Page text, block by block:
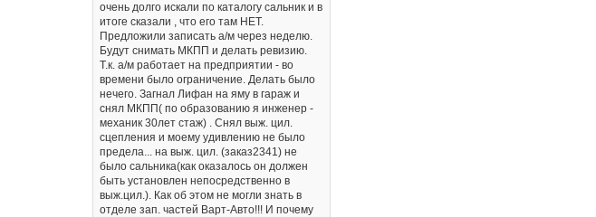
очень долго искали по каталогу сальник и в
итоге сказали , что его там НЕТ.
Предложили записать а/м через неделю.
Будут снимать МКПП и делать ревизию.
Т.к. а/м работает на предприятии - во
времени было ограничение. Делать было
нечего. Загнал Лифан на яму в гараж и
снял МКПП( по образованию я инженер -
механик 30лет стаж) . Снял выж. цил.
сцепления и моему удивлению не было
предела... на выж. цил. (заказ2341) не
было сальника(как оказалось он должен
быть установлен непосредственно в
выж.цил.). Как об этом не могли знать в
отделе зап. частей Варт-Авто!!! И почему